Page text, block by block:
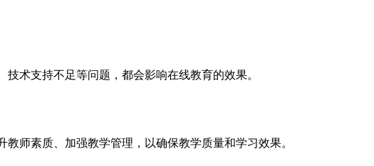
术支持不足等问题，都会影响在线教育的效果。
师素质、加强教学管理，以确保教学质量和学习效果。